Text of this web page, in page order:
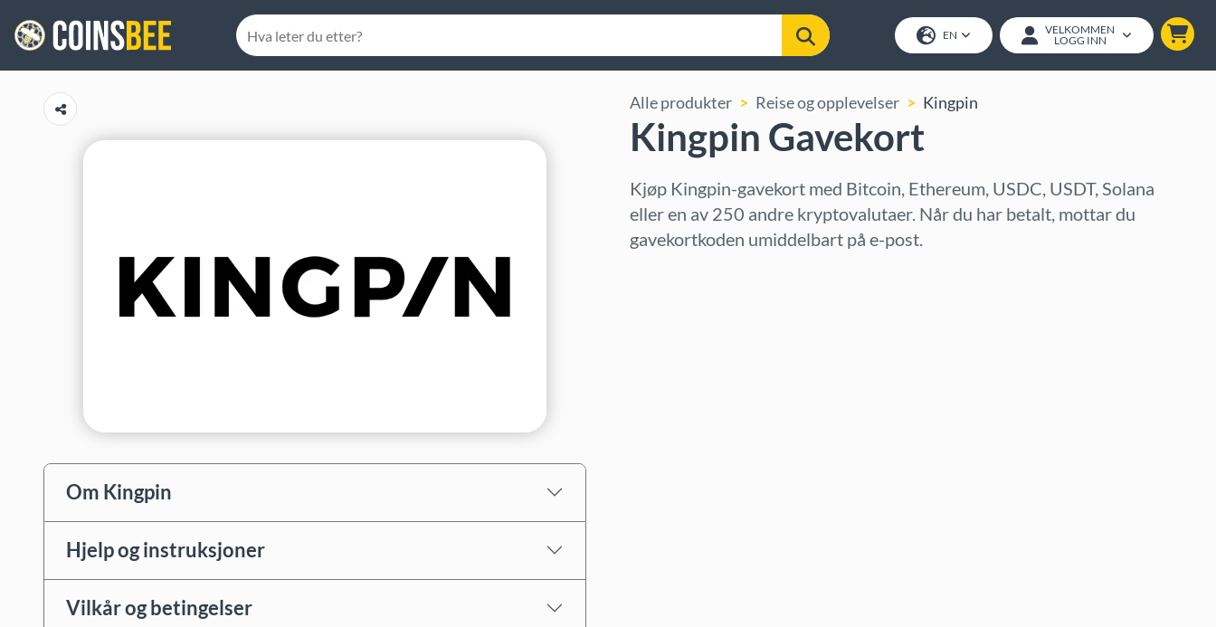
EN
VELKOMMEN
LOGG INN
Om Kingpin
Hjelp og instruksjoner
Vilkår og betingelser
Alle produkter Reise og opplevelser Kingpin
Kingpin Gavekort
Kjøp Kingpin-gavekort med Bitcoin, Ethereum, USDC, USDT, Solana
eller en av 250 andre kryptovalutaer. Når du har betalt, mottar du
gavekortkoden umiddelbart på e-post.